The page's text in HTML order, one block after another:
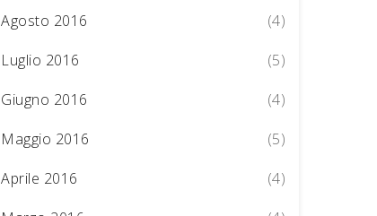
Agosto 2016
(4)
Luglio 2016
(5)
Giugno 2016
(4)
Maggio 2016
(5)
Aprile 2016
(4)